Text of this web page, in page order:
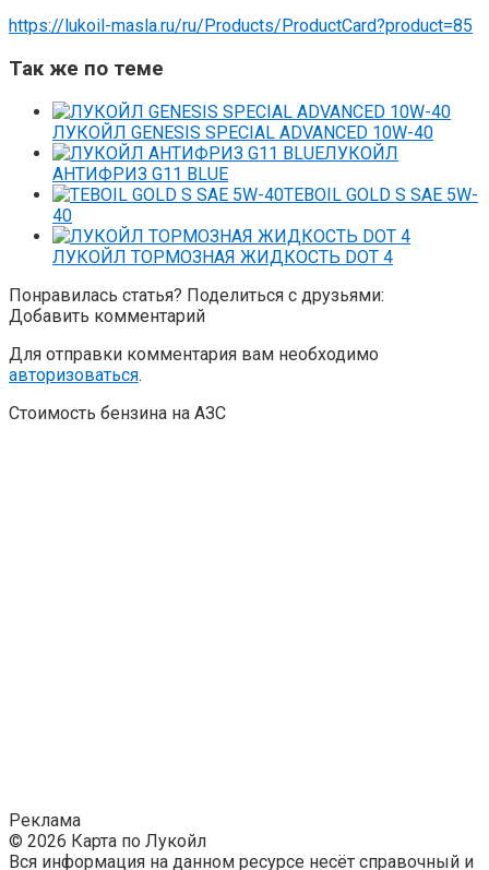
https://lukoil-masla.ru/ru/Products/ProductCard?product=85
Так же по теме
ЛУКОЙЛ GENESIS SPECIAL ADVANCED 10W-40
ЛУКОЙЛ
АНТИФРИЗ G11 BLUE
TEBOIL GOLD S SAE 5W-
40
ЛУКОЙЛ ТОРМОЗНАЯ ЖИДКОСТЬ DOT 4
Понравилась статья? Поделиться с друзьями:
Добавить комментарий
Для отправки комментария вам необходимо
авторизоваться.
Стоимость бензина на АЗС
Реклама
© 2026 Карта по Лукойл
Вся информация на данном ресурсе несёт справочный и